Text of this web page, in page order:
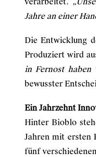
Jahre an einer
Die Entwicklung
Produziert wird
in Fernost haben
bewusster
Ein Jahrzehnt
Hinter Bioblo
Jahren mit ersten
fünf